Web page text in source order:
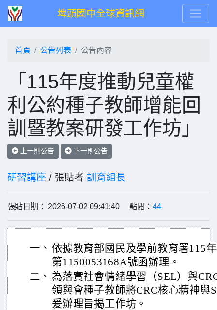
埤頭國中全球資訊網
首頁 公告列表 公告內容
「115年度推動兒童權
利公約種子教師增能回
訓暨教案研發工作坊」
上一則公告 下一則公告
研習講座 / 張貼者 訓育組長
張貼日期： 2026-07-02 09:41:40 點閱： 44
一、 依據教育部國民及學前教育署115
第1150053168A號函辦理。
二、 為落實社會情緒學習（SEL）與
領與會種子教師將CRC核心精神與
爰辦理旨揭工作坊。